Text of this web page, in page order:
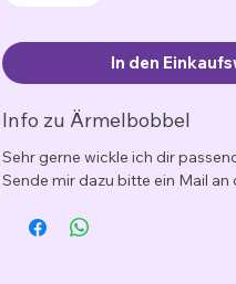
In den
Info zu Ärmelbobbel
Sehr gerne wickle ich dir
Sende mir dazu bitte ein Mail